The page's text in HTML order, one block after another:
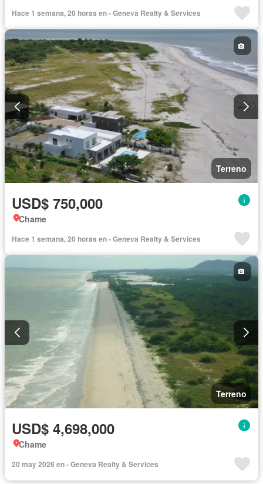
Hace 1 semana, 20 horas en - Geneva Realty & Services
Terreno
USD$ 750,000
Chame
Hace 1 semana, 20 horas en - Geneva Realty & Services
Terreno
USD$ 4,698,000
Chame
20 may 2026 en - Geneva Realty & Services